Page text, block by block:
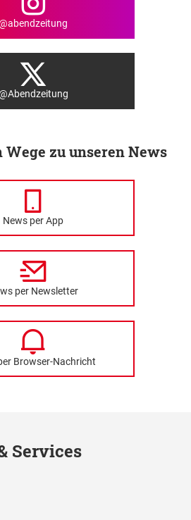
Wege zu unseren News
News per App
per Newsletter
Browser-Nachricht
Services